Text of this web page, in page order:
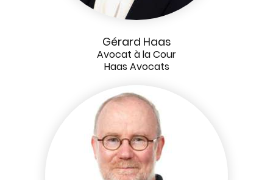
Gérard Haas
Avocat à la Cour
Haas Avocats